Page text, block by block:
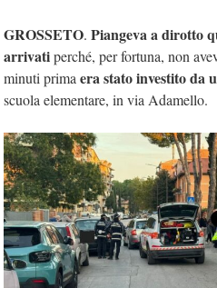
GROSSETO. Piangeva a dirotto
arrivatiperché, per fortuna, non
minuti prima era stato investito da
scuola elementare, in via Adamello.